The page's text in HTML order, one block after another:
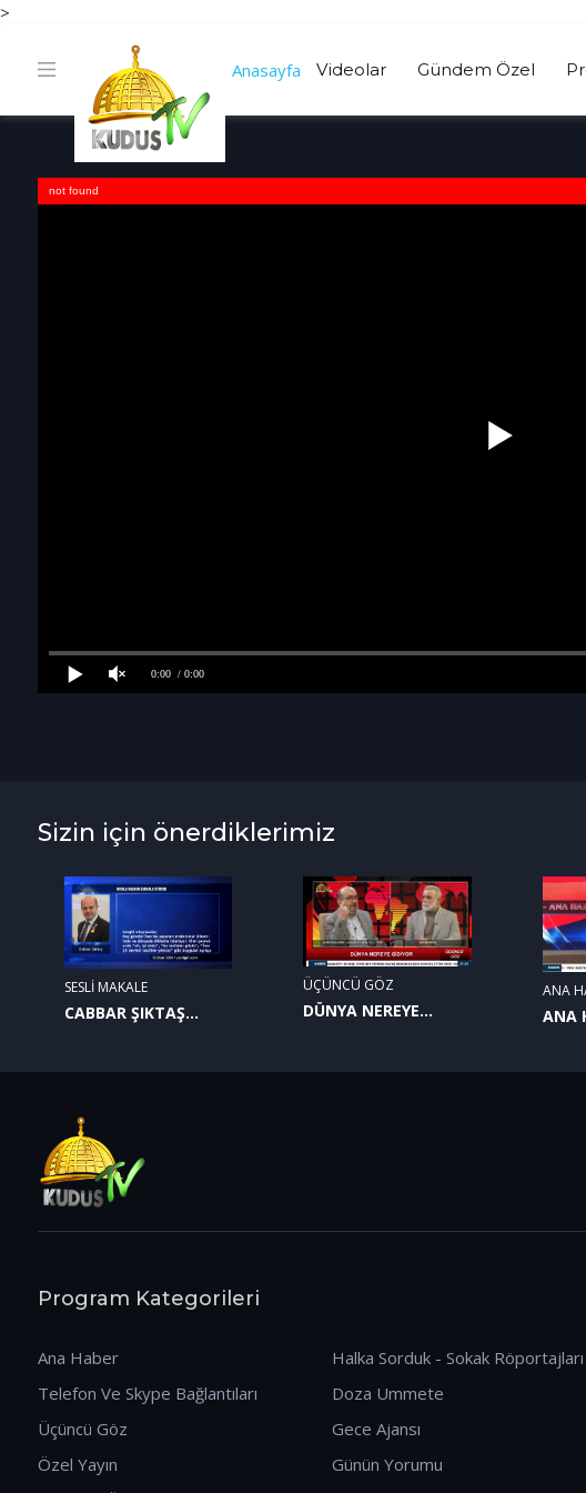
>
Anasayfa Videolar Gündem Özel
0:00 / 0:00
not found
Sizin için önerdiklerimiz
SESLİ MAKALE
CABBAR ŞIKTAŞ
ÜÇÜNCÜ GÖZ
DÜNYA NEREYE
ANA
ANA
Program Kategorileri
Ana Haber
Telefon Ve Skype Bağlantıları
Üçüncü Göz
Özel Yayın
Halka Sorduk - Sokak Röportajları
Doza Ummete
Gece Ajansı
Günün Yorumu